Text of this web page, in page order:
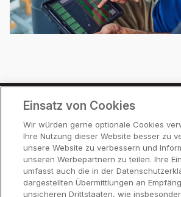
Preise
Partner
Hilfe
Einsatz von Cookies
Wir würden gerne optionale Cookies
Ihre Nutzung dieser Website besser zu
unsere Website zu verbessern und
unseren Werbepartnern zu teilen. Ihre
umfasst auch die in der
dargestellten Übermittlungen an
unsicheren Drittstaaten, wie